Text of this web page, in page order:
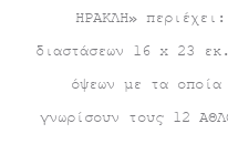
ΗΡΑΚΛΗ»
διαστάσεων 16 x 23
όψεων με τα
γνωρίσουν τους 12